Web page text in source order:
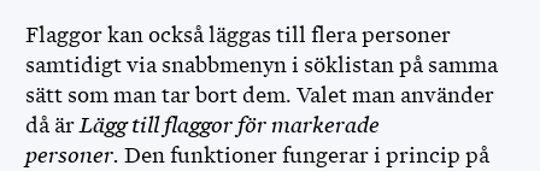
Flaggor kan också läggas till flera personer
samtidigt via snabbmenyn i söklistan på samma
sätt som man tar bort dem. Valet man använder
då är Lägg till flaggor för markerade
personer. Den funktioner fungerar i princip på